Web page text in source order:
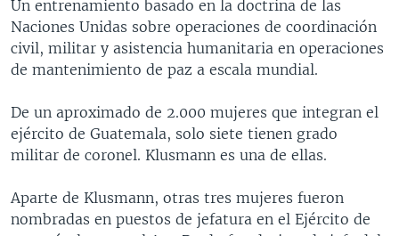
Un entrenamiento basado en la doctrina de las
Naciones Unidas sobre operaciones de coordinación
civil, militar y asistencia humanitaria en operaciones
de mantenimiento de paz a escala mundial.
De un aproximado de 2.000 mujeres que integran el
ejército de Guatemala, solo siete tienen grado
militar de coronel. Klusmann es una de ellas.
Aparte de Klusmann, otras tres mujeres fueron
nombradas en puestos de jefatura en el Ejército de